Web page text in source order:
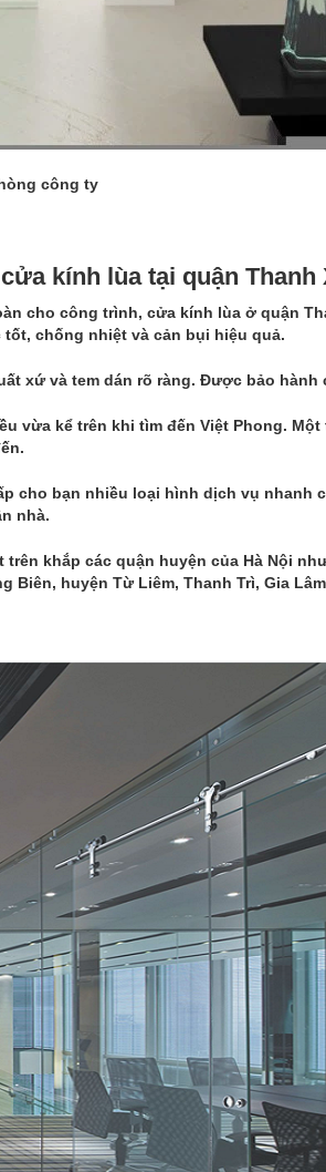
công ty
kính lùa tại quận
cho công trình, cửa kính lùa ở quận
chống nhiệt và cản bụi hiệu quả.
xứ và tem dán rõ ràng. Được bảo
vừa kể trên khi tìm đến Việt Phong.
cho bạn nhiều loại hình dịch vụ nhanh
nhà.
khắp các quận huyện của Hà Nội
Biên, huyện Từ Liêm, Thanh Trì, Gia